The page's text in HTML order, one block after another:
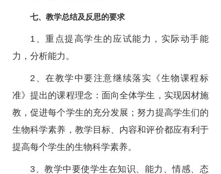
七、教学总结及反思的要求
1、重点提高学生的应试能力，实际动手能
力，分析能力。
2、在教学中要注意继续落实《生物课程标
准》提出的课程理念：面向全体学生，实现因材施
教，促进每个学生的充分发展；努力提高学生们的
生物科学素养，教学目标、内容和评价都应有利于
提高每个学生的生物科学素养。
3、教学中要使学生在知识、能力、情感、态